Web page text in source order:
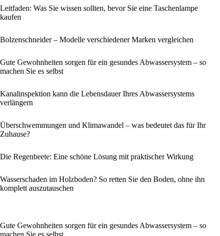
Leitfaden: Was Sie wissen sollten, bevor Sie eine Taschenlampe
kaufen
Bolzenschneider – Modelle verschiedener Marken vergleichen
Gute Gewohnheiten sorgen für ein gesundes Abwassersystem – so
machen Sie es selbst
Kanalinspektion kann die Lebensdauer Ihres Abwassersystems
verlängern
Überschwemmungen und Klimawandel – was bedeutet das für Ihr
Zuhause?
Die Regenbeete: Eine schöne Lösung mit praktischer Wirkung
Wasserschaden im Holzboden? So retten Sie den Boden, ohne ihn
komplett auszutauschen
Gute Gewohnheiten sorgen für ein gesundes Abwassersystem – so
machen Sie es selbst